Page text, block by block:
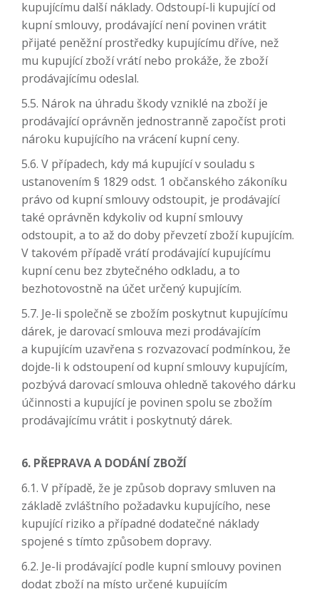
kupujícímu další náklady. Odstoupí-li kupující od
kupní smlouvy, prodávající není povinen vrátit
přijaté peněžní prostředky kupujícímu dříve, než
mu kupující zboží vrátí nebo prokáže, že zboží
prodávajícímu odeslal.
5.5. Nárok na úhradu škody vzniklé na zboží je
prodávající oprávněn jednostranně započíst proti
nároku kupujícího na vrácení kupní ceny.
5.6. V případech, kdy má kupující v souladu s
ustanovením § 1829 odst. 1 občanského zákoníku
právo od kupní smlouvy odstoupit, je prodávající
také oprávněn kdykoliv od kupní smlouvy
odstoupit, a to až do doby převzetí zboží kupujícím.
V takovém případě vrátí prodávající kupujícímu
kupní cenu bez zbytečného odkladu, a to
bezhotovostně na účet určený kupujícím.
5.7. Je-li společně se zbožím poskytnut kupujícímu
dárek, je darovací smlouva mezi prodávajícím
a kupujícím uzavřena s rozvazovací podmínkou, že
dojde-li k odstoupení od kupní smlouvy kupujícím,
pozbývá darovací smlouva ohledně takového dárku
účinnosti a kupující je povinen spolu se zbožím
prodávajícímu vrátit i poskytnutý dárek.
6. PŘEPRAVA A DODÁNÍ ZBOŽÍ
6.1. V případě, že je způsob dopravy smluven na
základě zvláštního požadavku kupujícího, nese
kupující riziko a případné dodatečné náklady
spojené s tímto způsobem dopravy.
6.2. Je-li prodávající podle kupní smlouvy povinen
dodat zboží na místo určené kupujícím